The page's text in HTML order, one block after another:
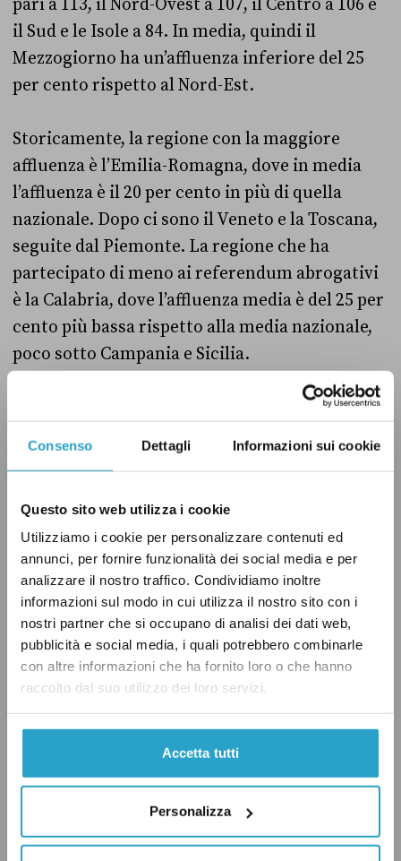
Consenso Dettagli Informazioni sui cookie
Questo sito web utilizza i cookie
Utilizziamo i cookie per personalizzare contenuti ed
annunci, per fornire funzionalità dei social media e per
analizzare il nostro traffico. Condividiamo inoltre
informazioni sul modo in cui utilizza il nostro sito con i
nostri partner che si occupano di analisi dei dati web,
pubblicità e social media, i quali potrebbero combinarle
con altre informazioni che ha fornito loro o che hanno
raccolto dal suo utilizzo dei loro servizi.
Accetta tutti
Personalizza
pari a 113, il Nord-Ovest a 107, il Centro a 106 e
il Sud e le Isole a 84. In media, quindi il
Mezzogiorno ha un’affluenza inferiore del 25
per cento rispetto al Nord-Est.
Storicamente, la regione con la maggiore
affluenza è l’Emilia-Romagna, dove in media
l’affluenza è il 20 per cento in più di quella
nazionale. Dopo ci sono il Veneto e la Toscana,
seguite dal Piemonte. La regione che ha
partecipato di meno ai referendum abrogativi
è la Calabria, dove l’affluenza media è del 25 per
cento più bassa rispetto alla media nazionale,
poco sotto Campania e Sicilia.